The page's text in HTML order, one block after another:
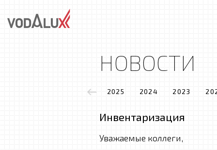
НОВОСТИ
2025 2024 2023
Инвентаризация
Уважаемые коллеги,